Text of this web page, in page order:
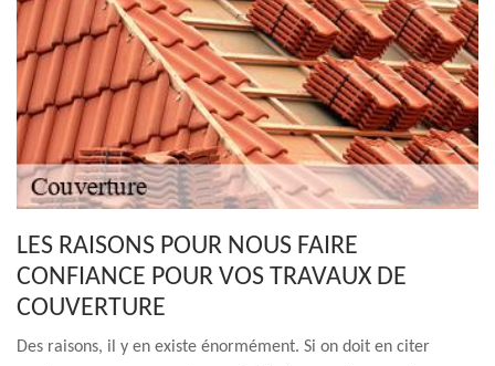
LES RAISONS POUR NOUS FAIRE
CONFIANCE POUR VOS TRAVAUX DE
COUVERTURE
Des raisons, il y en existe énormément. Si on doit en citer